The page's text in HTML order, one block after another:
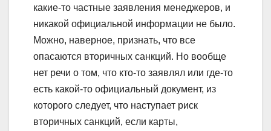
какие-то частные заявления менеджеров, и
никакой официальной информации не было.
Можно, наверное, признать, что все
опасаются вторичных санкций. Но вообще
нет речи о том, что кто-то заявлял или где-то
есть какой-то официальный документ, из
которого следует, что наступает риск
вторичных санкций, если карты,